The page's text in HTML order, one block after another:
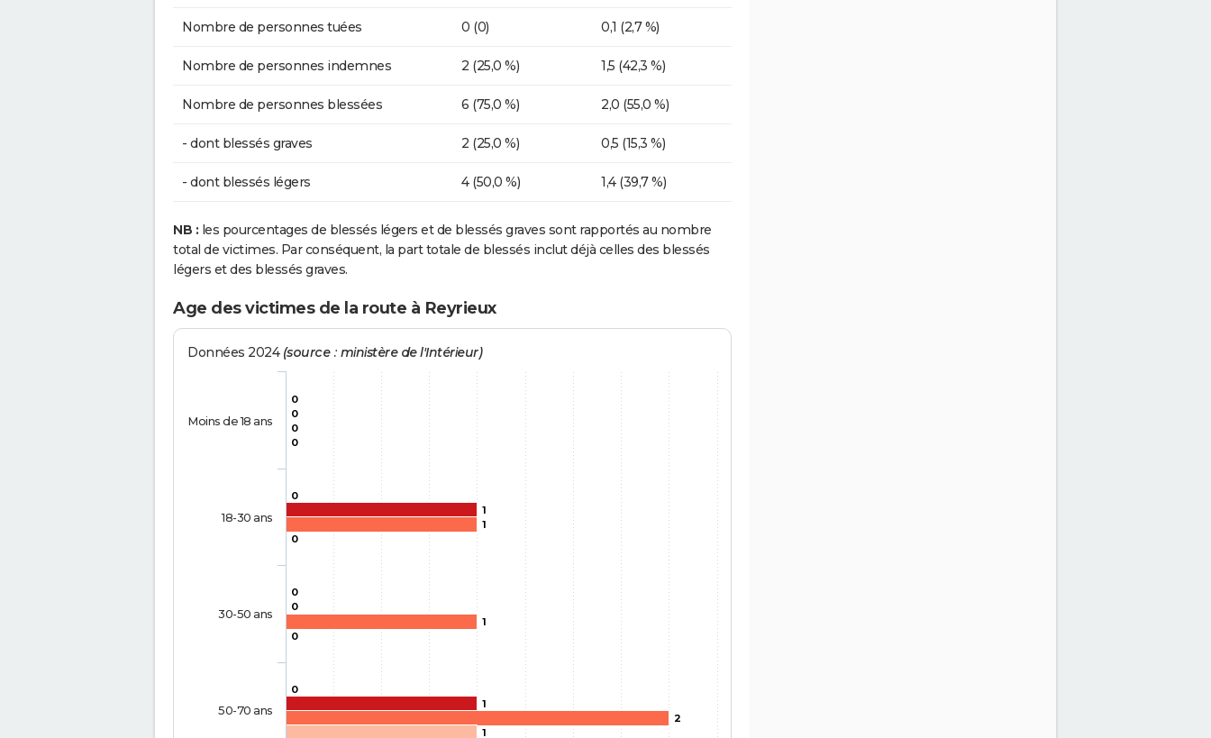
Nombre de personnes tuées 0 (0) 0,1 (2,7 %)
Nombre de personnes indemnes 2 (25,0 %) 1,5 (42,3 %)
Nombre de personnes blessées 6 (75,0 %) 2,0 (55,0 %)
- dont blessés graves 2 (25,0 %) 0,5 (15,3 %)
- dont blessés légers 4 (50,0 %) 1,4 (39,7 %)
NB : les pourcentages de blessés légers et de blessés graves sont rapportés au nombre
total de victimes. Par conséquent, la part totale de blessés inclut déjà celles des blessés
légers et des blessés graves.
Age des victimes de la route à Reyrieux
Données 2024 (source : ministère de l'Intérieur)
0
0
0
0
0
1
0
1
0
1
1
2
0
0
0
1
Moins de 18 ans
18-30 ans
30-50 ans
50-70 ans